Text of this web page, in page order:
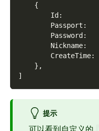
{
        Id
:
        Passport
:
        Password
:
        Nickname
:
        CreateTime
:
} ,
]
提示